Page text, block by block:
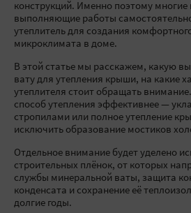
конструкций. Именно поэтому
выполняющие работы
утеплитель для создания
микроклимата в доме.
В этой статье мы расскажем, какую
вату для утепления крыши, на какие
утеплителя стоит обращать
способ утепления эффективнее —
стропилами или полное утепление
исключить образование мостиков
Отдельное внимание будет уделено
строительных плёнок, от которых
службы минеральной ваты, защита
конденсата и сохранение её
долгие годы.